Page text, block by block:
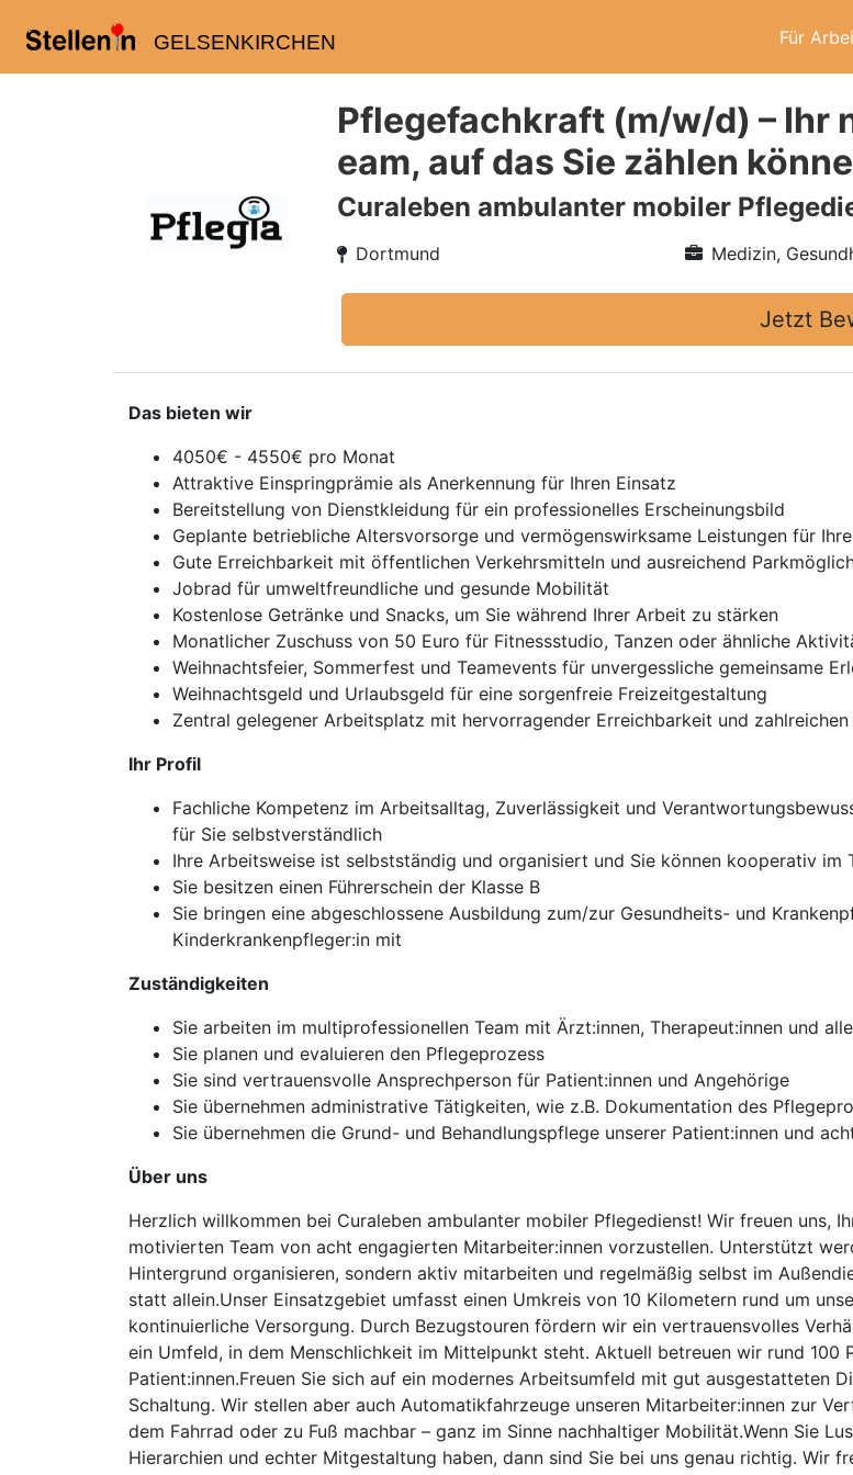
GELSENKIRCHEN Für
Pflegefachkraft (m/w/d) – Ihr
eam, auf das Sie zählen
Curaleben ambulanter mobiler
Dortmund Medizin,
Jetzt
Das bieten wir
4050€ - 4550€ pro Monat
Attraktive Einspringprämie als Anerkennung für Ihren Einsatz
Bereitstellung von Dienstkleidung für ein professionelles Erscheinungsbild
Geplante betriebliche Altersvorsorge und vermögenswirksame Leistungen für
Gute Erreichbarkeit mit öffentlichen Verkehrsmitteln und ausreichend
Jobrad für umweltfreundliche und gesunde Mobilität
Kostenlose Getränke und Snacks, um Sie während Ihrer Arbeit zu stärken
Monatlicher Zuschuss von 50 Euro für Fitnessstudio, Tanzen oder ähnliche
Weihnachtsfeier, Sommerfest und Teamevents für unvergessliche gemeinsame
Weihnachtsgeld und Urlaubsgeld für eine sorgenfreie Freizeitgestaltung
Zentral gelegener Arbeitsplatz mit hervorragender Erreichbarkeit und
Ihr Profil
Fachliche Kompetenz im Arbeitsalltag, Zuverlässigkeit und
für Sie selbstverständlich
Ihre Arbeitsweise ist selbstständig und organisiert und Sie können kooperativ im
Sie besitzen einen Führerschein der Klasse B
Sie bringen eine abgeschlossene Ausbildung zum/zur Gesundheits- und
Kinderkrankenpfleger:in mit
Zuständigkeiten
Sie arbeiten im multiprofessionellen Team mit Ärzt:innen, Therapeut:innen und
Sie planen und evaluieren den Pflegeprozess
Sie sind vertrauensvolle Ansprechperson für Patient:innen und Angehörige
Sie übernehmen administrative Tätigkeiten, wie z.B. Dokumentation des
Sie übernehmen die Grund- und Behandlungspflege unserer Patient:innen und
Über uns
Herzlich willkommen bei Curaleben ambulanter mobiler Pflegedienst! Wir freuen uns,
motivierten Team von acht engagierten Mitarbeiter:innen vorzustellen. Unterstützt
Hintergrund organisieren, sondern aktiv mitarbeiten und regelmäßig selbst im
statt allein.Unser Einsatzgebiet umfasst einen Umkreis von 10 Kilometern rund um
kontinuierliche Versorgung. Durch Bezugstouren fördern wir ein vertrauensvolles
ein Umfeld, in dem Menschlichkeit im Mittelpunkt steht. Aktuell betreuen wir rund 100
Patient:innen.Freuen Sie sich auf ein modernes Arbeitsumfeld mit gut ausgestatteten
Schaltung. Wir stellen aber auch Automatikfahrzeuge unseren Mitarbeiter:innen zur
dem Fahrrad oder zu Fuß machbar – ganz im Sinne nachhaltiger Mobilität.Wenn Sie
Hierarchien und echter Mitgestaltung haben, dann sind Sie bei uns genau richtig. Wir